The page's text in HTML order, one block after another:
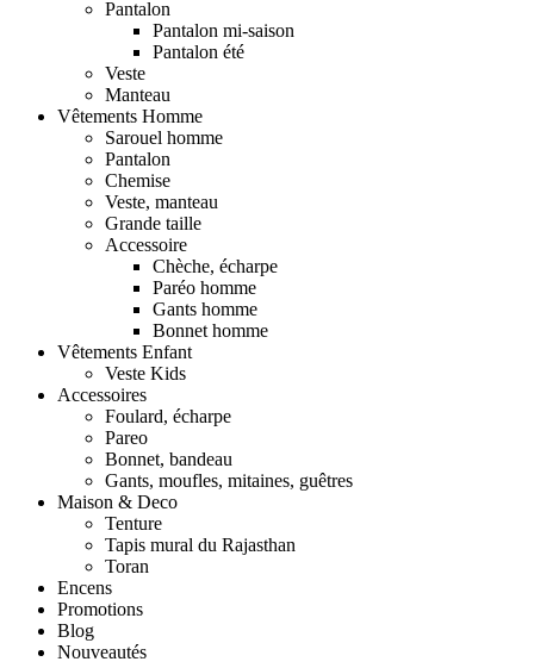
Pantalon
Pantalon mi-saison
Pantalon été
Veste
Manteau
Vêtements Homme
Sarouel homme
Pantalon
Chemise
Veste, manteau
Grande taille
Accessoire
Chèche, écharpe
Paréo homme
Gants homme
Bonnet homme
Vêtements Enfant
Veste Kids
Accessoires
Foulard, écharpe
Pareo
Bonnet, bandeau
Gants, moufles, mitaines, guêtres
Maison & Deco
Tenture
Tapis mural du Rajasthan
Toran
Encens
Promotions
Blog
Nouveautés